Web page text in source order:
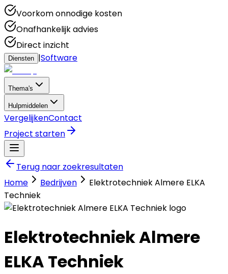
Voorkom onnodige kosten
Onafhankelijk advies
Direct inzicht
Diensten |Software
Thema's
Hulpmiddelen
VergelijkenContact
Project starten
Terug naar zoekresultaten
Home
Bedrijven
Elektrotechniek Almere ELKA
Techniek
Elektrotechniek Almere
ELKA Techniek